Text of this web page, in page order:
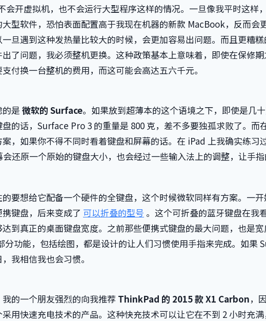
会开虚拟机，也不会运行大型程序这样的情况。一旦像我平时这样
型软件，恐怕表面配置高于我现在机器的新款 MacBook，反而会
旦遇到这种发热量比较大的时候，会更加容易出问题。而且更糟糕
了问题，我必须整机更换。这种政策基本上意味着，即使在保修
付换一台整机的费用，而这可能会高达五六千元。
是 微软的 Surface。如果放到超薄本的这个语境之下，即使是几
的话，Surface Pro 3 的重量是 800 克，差不多要独孤求败了。而
，如果你不得不同时看着键盘和屏幕的话。在 iPad 上我确实练习
还原一个原始的键盘大小，也会经过一些输入法上的调整，让手
要想给它配备一个硬件的全键盘，这个时候微软同样有方案。一
键盘，后来变成了 可以折叠的型号 。这个可折叠的蓝牙键盘在我
到真正的桌面键盘宽度。之前那些便携式键盘的最大问题，也是
功能，包括绘图，都是设计的让人们习惯使用手指来完成。如果
我相信我也会习惯。
的一个朋友强烈的向我推荐 ThinkPad 的 2015 款 X1 Carbon，
用快速充电技术的产品。这种快充技术可以让它在不到 2 小时充